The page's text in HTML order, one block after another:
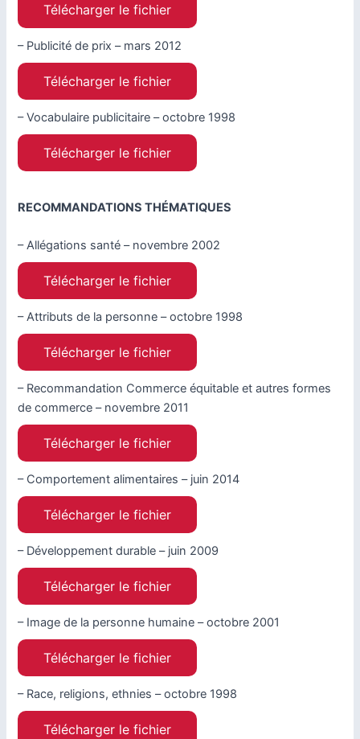
Télécharger le fichier
– Publicité de prix – mars 2012
Télécharger le fichier
– Vocabulaire publicitaire – octobre 1998
Télécharger le fichier
RECOMMANDATIONS THÉMATIQUES
– Allégations santé – novembre 2002
Télécharger le fichier
– Attributs de la personne – octobre 1998
Télécharger le fichier
– Recommandation Commerce équitable et autres formes
de commerce – novembre 2011
Télécharger le fichier
– Comportement alimentaires – juin 2014
Télécharger le fichier
– Développement durable – juin 2009
Télécharger le fichier
– Image de la personne humaine – octobre 2001
Télécharger le fichier
– Race, religions, ethnies – octobre 1998
Télécharger le fichier